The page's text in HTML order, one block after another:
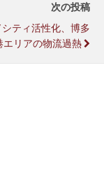
次の投稿
ティ活性化、博多
エリアの物流過熱